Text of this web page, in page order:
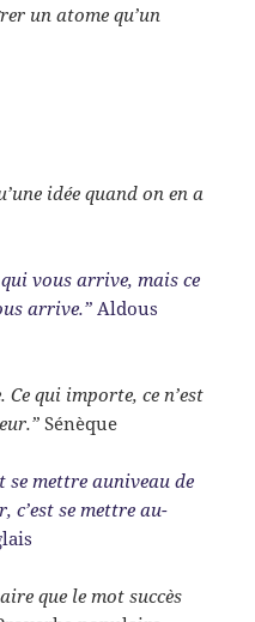
un atome qu’un
idée quand on en a
qui vous arrive, mais ce
arrive.” Aldous
Ce qui importe, ce n’est
Sénèque
se mettre auniveau de
c’est se mettre au-
que le mot succès